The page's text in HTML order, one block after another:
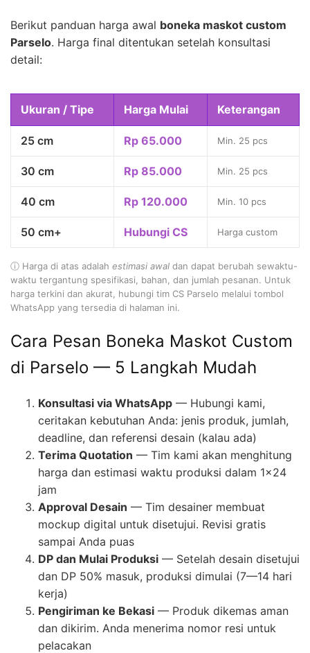
Berikut panduan harga awal boneka maskot custom
Parselo. Harga final ditentukan setelah konsultasi
detail:
Ukuran / Tipe Harga Mulai Keterangan
25 cm Rp 65.000 Min. 25 pcs
30 cm Rp 85.000 Min. 25 pcs
40 cm Rp 120.000 Min. 10 pcs
50 cm+ Hubungi CS Harga custom
ⓘ Harga di atas adalah estimasi awal dan dapat berubah sewaktu-
waktu tergantung spesifikasi, bahan, dan jumlah pesanan. Untuk
harga terkini dan akurat, hubungi tim CS Parselo melalui tombol
WhatsApp yang tersedia di halaman ini.
Cara Pesan Boneka Maskot Custom
di Parselo — 5 Langkah Mudah
Konsultasi via WhatsApp — Hubungi kami,
ceritakan kebutuhan Anda: jenis produk, jumlah,
deadline, dan referensi desain (kalau ada)
Terima Quotation — Tim kami akan menghitung
harga dan estimasi waktu produksi dalam 1×24
jam
Approval Desain — Tim desainer membuat
mockup digital untuk disetujui. Revisi gratis
sampai Anda puas
DP dan Mulai Produksi — Setelah desain disetujui
dan DP 50% masuk, produksi dimulai (7—14 hari
kerja)
Pengiriman ke Bekasi — Produk dikemas aman
dan dikirim. Anda menerima nomor resi untuk
pelacakan